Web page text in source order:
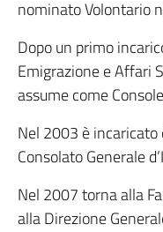
nominato Volontario
Dopo un primo
Emigrazione e Affari
assume come
Nel 2003 è incaricato
Consolato Generale
Nel 2007 torna alla
alla Direzione